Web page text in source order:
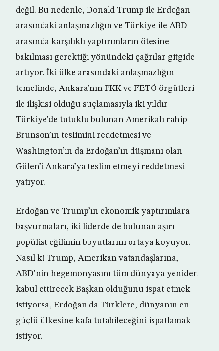
değil. Bu nedenle, Donald Trump ile Erdoğan
arasındaki anlaşmazlığın ve Türkiye ile ABD
arasında karşılıklı yaptırımların ötesine
bakılması gerektiği yönündeki çağrılar gitgide
artıyor. İki ülke arasındaki anlaşmazlığın
temelinde, Ankara’nın PKK ve FETÖ örgütleri
ile ilişkisi olduğu suçlamasıyla iki yıldır
Türkiye’de tutuklu bulunan Amerikalı rahip
Brunson’ın teslimini reddetmesi ve
Washington’ın da Erdoğan’ın düşmanı olan
Gülen’i Ankara’ya teslim etmeyi reddetmesi
yatıyor.
Erdoğan ve Trump’ın ekonomik yaptırımlara
başvurmaları, iki liderde de bulunan aşırı
popülist eğilimin boyutlarını ortaya koyuyor.
Nasıl ki Trump, Amerikan vatandaşlarına,
ABD’nin hegemonyasını tüm dünyaya yeniden
kabul ettirecek Başkan olduğunu ispat etmek
istiyorsa, Erdoğan da Türklere, dünyanın en
güçlü ülkesine kafa tutabileceğini ispatlamak
istiyor.